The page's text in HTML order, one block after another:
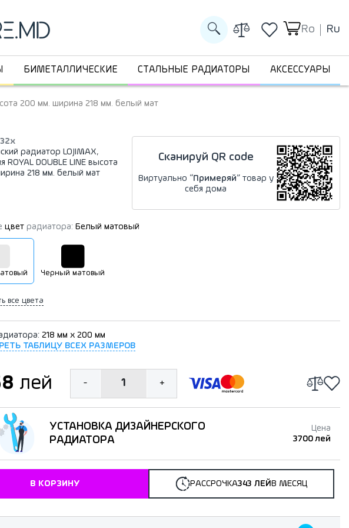
Ro Ru
БИМЕТАЛЛИЧЕСКИЕ СТАЛЬНЫЕ РАДИАТОРЫ АКСЕССУАРЫ
200 мм. ширина 218 мм. белый мат
радиатор LOJIMAX,
ROYAL DOUBLE LINE высота
218 мм. белый мат
Сканируй QR code
Виртуально “Примеряй” товар у
себя дома
цвет радиатора: Белый матовый
Черный матовый
все цвета
218 мм x 200 мм
ТАБЛИЦУ ВСЕХ РАЗМЕРОВ
лей - 1 +
УСТАНОВКА ДИЗАЙНЕРСКОГО
РАДИАТОРА
Цена
3700 лей
В КОРЗИНУ РАССРОЧКА343 ЛЕЙВ МЕСЯЦ